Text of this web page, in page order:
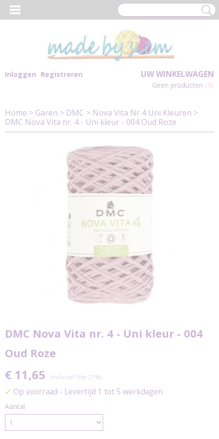
Inloggen Registreren UW WINKELWAGEN
Geen producten (0)
Home > Garen > DMC > Nova Vita Nr 4 Uni Kleuren >
DMC Nova Vita nr. 4 - Uni kleur - 004 Oud Roze
DMC Nova Vita nr. 4 - Uni kleur - 004
Oud Roze
€ 11,65 (inclusief btw 21%)
✓ Op voorraad - Levertijd 1 tot 5 werkdagen
Aantal